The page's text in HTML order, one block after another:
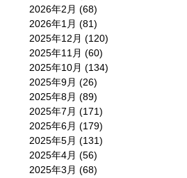
2026年2月 (68)
2026年1月 (81)
2025年12月 (120)
2025年11月 (60)
2025年10月 (134)
2025年9月 (26)
2025年8月 (89)
2025年7月 (171)
2025年6月 (179)
2025年5月 (131)
2025年4月 (56)
2025年3月 (68)